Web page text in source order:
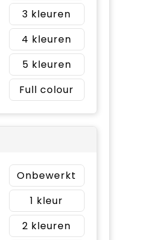
3
4
5
Full colour
Onbewerkt
1
2